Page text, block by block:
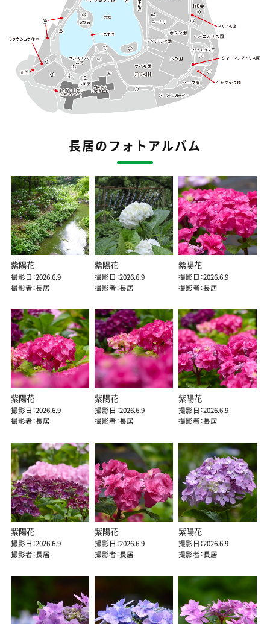
長居のフォトアルバム
紫陽花
撮影日：2026.6.9
撮影者：長居
紫陽花
撮影日：2026.6.9
撮影者：長居
紫陽花
撮影日：2026.6.9
撮影者：長居
紫陽花
撮影日：2026.6.9
撮影者：長居
紫陽花
撮影日：2026.6.9
撮影者：長居
紫陽花
撮影日：2026.6.9
撮影者：長居
紫陽花
撮影日：2026.6.9
撮影者：長居
紫陽花
撮影日：2026.6.9
撮影者：長居
紫陽花
撮影日：2026.6.9
撮影者：長居